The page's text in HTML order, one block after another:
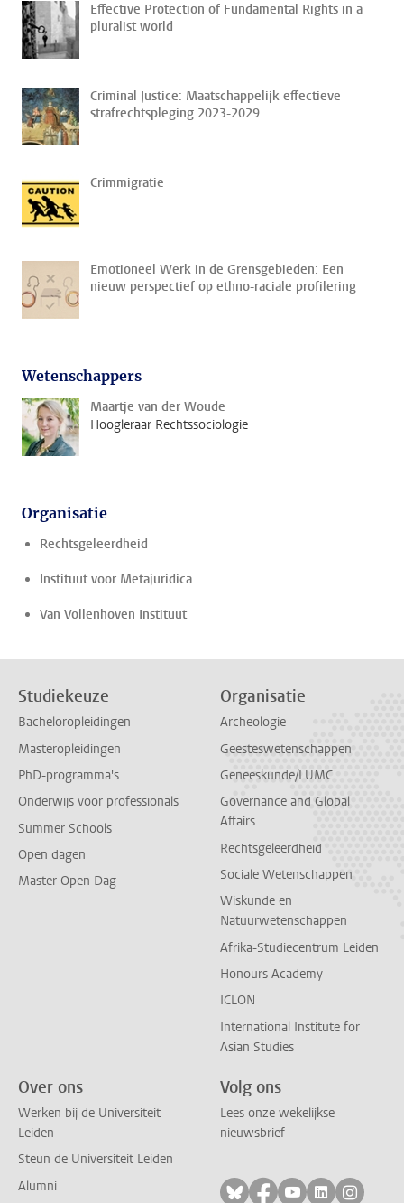
Effective Protection of Fundamental Rights in a
pluralist world
Criminal Justice: Maatschappelijk effectieve
strafrechtspleging 2023-2029
Crimmigratie
Emotioneel Werk in de Grensgebieden: Een
nieuw perspectief op ethno-raciale profilering
Wetenschappers
Maartje van der Woude
Hoogleraar Rechtssociologie
Organisatie
Rechtsgeleerdheid
Instituut voor Metajuridica
Van Vollenhoven Instituut
Studiekeuze
Bacheloropleidingen
Masteropleidingen
PhD-programma's
Onderwijs voor professionals
Summer Schools
Open dagen
Master Open Dag
Organisatie
Archeologie
Geesteswetenschappen
Geneeskunde/LUMC
Governance and Global
Affairs
Rechtsgeleerdheid
Sociale Wetenschappen
Wiskunde en
Natuurwetenschappen
Afrika-Studiecentrum Leiden
Honours Academy
ICLON
International Institute for
Asian Studies
Over ons
Werken bij de Universiteit
Leiden
Steun de Universiteit Leiden
Alumni
Volg ons
Lees onze wekelijkse
nieuwsbrief
Volg ons op bluesky
Volg ons op
Volg ons op
Volg ons
Volg